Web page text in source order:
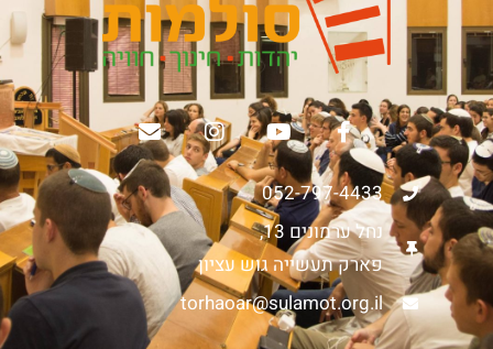
052-797-4433
נחל ערמונים 13,
פארק תעשייה גוש עציון
torhaoar@sulamot.org.il